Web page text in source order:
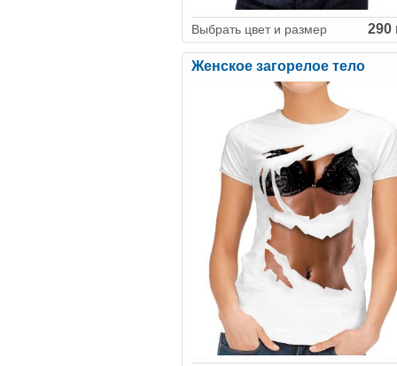
Выбрать цвет и размер 290
Женское загорелое тело